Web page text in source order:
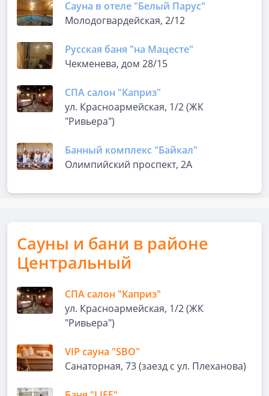
Сауна в отеле "Белый Парус"
Молодогвардейская, 2/12
Русская баня "на Мацесте"
Чекменева, дом 28/15
СПА салон "Каприз"
ул. Красноармейская, 1/2 (ЖК
"Ривьера")
Банный комплекс "Байкал"
Олимпийский проспект, 2А
Сауны и бани в районе
Центральный
СПА салон "Каприз"
ул. Красноармейская, 1/2 (ЖК
"Ривьера")
VIP сауна "SBO"
Санаторная, 73 (заезд с ул. Плеханова)